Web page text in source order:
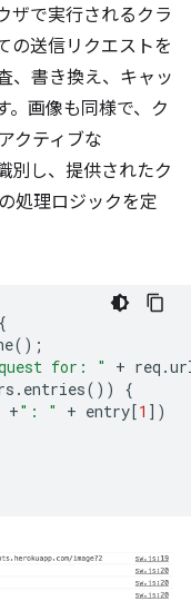
ザで実行されるクラ
の送信リクエストを
、書き換え、キャッ
。画像も同様で、ク
クティブな
別し、提供されたク
処理ロジックを定
{
();
for: " + req .
. entries())
{
+": " + entry [1 ])